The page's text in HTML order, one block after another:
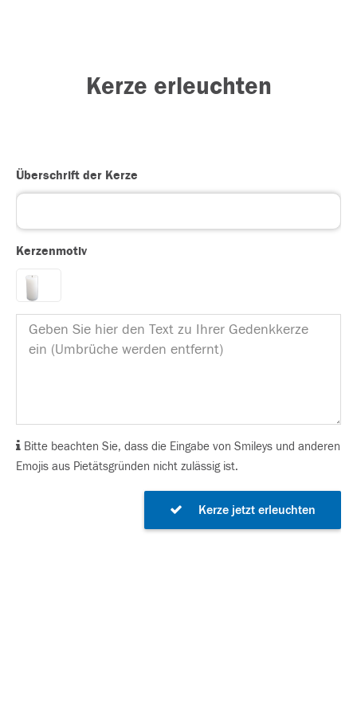
Kerze erleuchten
Überschrift der Kerze
Kerzenmotiv
Bitte beachten Sie, dass die Eingabe von Smileys und anderen
Emojis aus Pietätsgründen nicht zulässig ist.
Kerze jetzt erleuchten